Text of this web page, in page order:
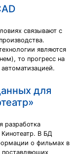
связывают с
являются
то прогресс на
для
разработка
В БД
о фильмах в
поставляющих